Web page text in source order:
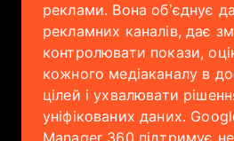
Компанія
Кар’єра
реклами. Вона об’єднує
рекламних каналів, дає
контролювати покази,
кожного медіаканалу в
цілей і ухвалювати
уніфікованих даних.
Manager 360 підтримує